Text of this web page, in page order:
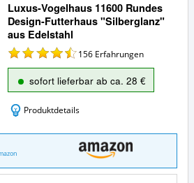
Luxus-Vogelhaus 11600 Rundes
Design-Futterhaus "Silberglanz"
aus Edelstahl
156 Erfahrungen
sofort lieferbar ab ca. 28 €
Produktdetails